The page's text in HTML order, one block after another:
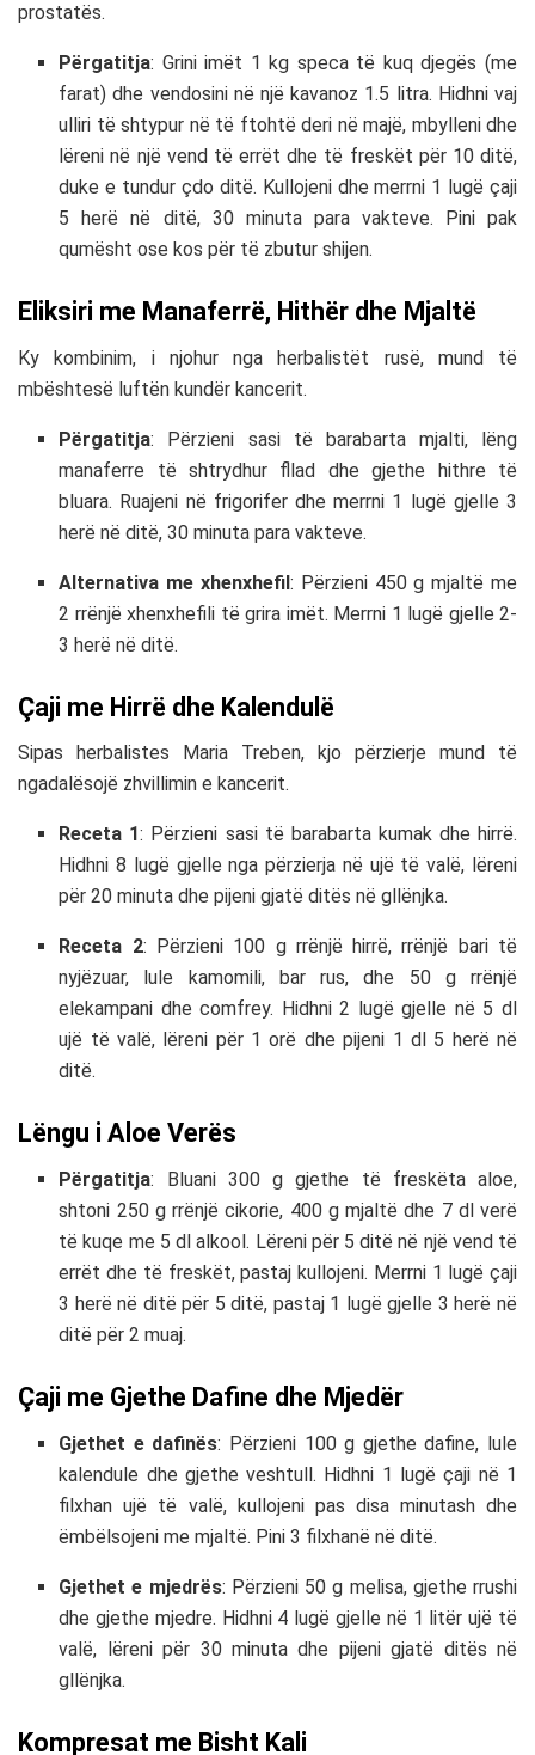
prostatës.
Përgatitja: Grini imët 1 kg speca të kuq djegës (me
farat) dhe vendosini në një kavanoz 1.5 litra. Hidhni vaj
ulliri të shtypur në të ftohtë deri në majë, mbylleni dhe
lëreni në një vend të errët dhe të freskët për 10 ditë,
duke e tundur çdo ditë. Kullojeni dhe merrni 1 lugë çaji
5 herë në ditë, 30 minuta para vakteve. Pini pak
qumësht ose kos për të zbutur shijen.
Eliksiri me Manaferrë, Hithër dhe Mjaltë
Ky kombinim, i njohur nga herbalistët rusë, mund të
mbështesë luftën kundër kancerit.
Përgatitja: Përzieni sasi të barabarta mjalti, lëng
manaferre të shtrydhur fllad dhe gjethe hithre të
bluara. Ruajeni në frigorifer dhe merrni 1 lugë gjelle 3
herë në ditë, 30 minuta para vakteve.
Alternativa me xhenxhefil: Përzieni 450 g mjaltë me
2 rrënjë xhenxhefili të grira imët. Merrni 1 lugë gjelle 2-
3 herë në ditë.
Çaji me Hirrë dhe Kalendulë
Sipas herbalistes Maria Treben, kjo përzierje mund të
ngadalësojë zhvillimin e kancerit.
Receta 1: Përzieni sasi të barabarta kumak dhe hirrë.
Hidhni 8 lugë gjelle nga përzierja në ujë të valë, lëreni
për 20 minuta dhe pijeni gjatë ditës në gllënjka.
Receta 2: Përzieni 100 g rrënjë hirrë, rrënjë bari të
nyjëzuar, lule kamomili, bar rus, dhe 50 g rrënjë
elekampani dhe comfrey. Hidhni 2 lugë gjelle në 5 dl
ujë të valë, lëreni për 1 orë dhe pijeni 1 dl 5 herë në
ditë.
Lëngu i Aloe Verës
Përgatitja: Bluani 300 g gjethe të freskëta aloe,
shtoni 250 g rrënjë cikorie, 400 g mjaltë dhe 7 dl verë
të kuqe me 5 dl alkool. Lëreni për 5 ditë në një vend të
errët dhe të freskët, pastaj kullojeni. Merrni 1 lugë çaji
3 herë në ditë për 5 ditë, pastaj 1 lugë gjelle 3 herë në
ditë për 2 muaj.
Çaji me Gjethe Dafine dhe Mjedër
Gjethet e dafinës: Përzieni 100 g gjethe dafine, lule
kalendule dhe gjethe veshtull. Hidhni 1 lugë çaji në 1
filxhan ujë të valë, kullojeni pas disa minutash dhe
ëmbëlsojeni me mjaltë. Pini 3 filxhanë në ditë.
Gjethet e mjedrës: Përzieni 50 g melisa, gjethe rrushi
dhe gjethe mjedre. Hidhni 4 lugë gjelle në 1 litër ujë të
valë, lëreni për 30 minuta dhe pijeni gjatë ditës në
gllënjka.
Kompresat me Bisht Kali